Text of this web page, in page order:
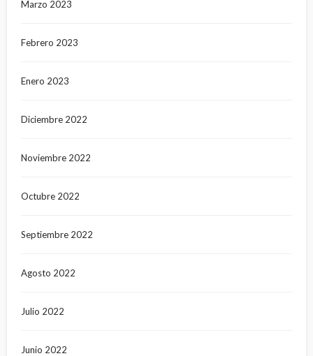
Marzo 2023
Febrero 2023
Enero 2023
Diciembre 2022
Noviembre 2022
Octubre 2022
Septiembre 2022
Agosto 2022
Julio 2022
Junio 2022